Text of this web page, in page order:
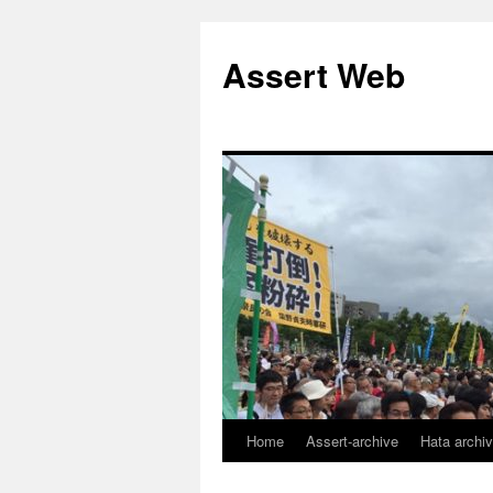
テ
ン
ス
キ
ッ
プ
Assert Web
Home Assert-archive Hata